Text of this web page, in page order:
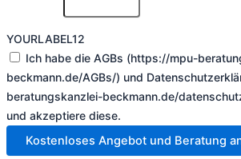
YOURLABEL12
Ich habe die AGBs (https://mpu-
beckmann.de/AGBs/) und
beratungskanzlei-beckmann.de/
und akzeptiere diese.
Kostenloses Angebot und Beratung